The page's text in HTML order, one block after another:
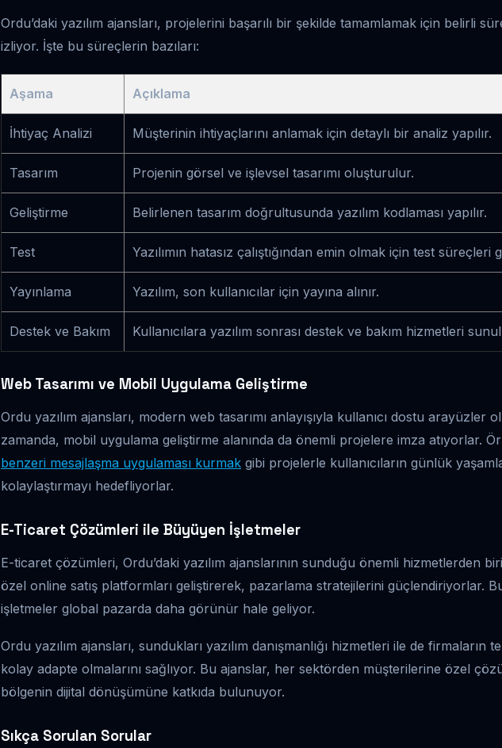
Ordu’daki yazılım ajansları, projelerini başarılı bir şekilde tamamlamak için belirli
izliyor. İşte bu süreçlerin bazıları:
Aşama Açıklama
İhtiyaç Analizi Müşterinin ihtiyaçlarını anlamak için detaylı bir analiz yapılır.
Tasarım Projenin görsel ve işlevsel tasarımı oluşturulur.
Geliştirme Belirlenen tasarım doğrultusunda yazılım kodlaması yapılır.
Test Yazılımın hatasız çalıştığından emin olmak için test süreçleri
Yayınlama Yazılım, son kullanıcılar için yayına alınır.
Destek ve Bakım Kullanıcılara yazılım sonrası destek ve bakım hizmetleri
Web Tasarımı ve Mobil Uygulama Geliştirme
Ordu yazılım ajansları, modern web tasarımı anlayışıyla kullanıcı dostu arayüzler
zamanda, mobil uygulama geliştirme alanında da önemli projelere imza atıyorlar.
benzeri mesajlaşma uygulaması kurmak gibi projelerle kullanıcıların günlük
kolaylaştırmayı hedefliyorlar.
E-Ticaret Çözümleri ile Büyüyen İşletmeler
E-ticaret çözümleri, Ordu’daki yazılım ajanslarının sunduğu önemli hizmetlerden
özel online satış platformları geliştirerek, pazarlama stratejilerini güçlendiriyorlar.
işletmeler global pazarda daha görünür hale geliyor.
Ordu yazılım ajansları, sundukları yazılım danışmanlığı hizmetleri ile de firmaların
kolay adapte olmalarını sağlıyor. Bu ajanslar, her sektörden müşterilerine özel
bölgenin dijital dönüşümüne katkıda bulunuyor.
Sıkça Sorulan Sorular